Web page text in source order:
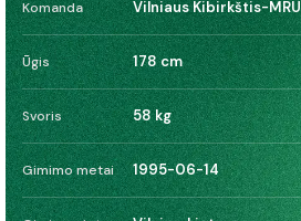
Komanda Vilniaus Kibirkštis-MRU
Ūgis 178 cm
Svoris 58 kg
Gimimo metai 1995-06-14